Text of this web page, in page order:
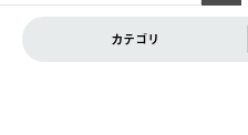
カテゴリ